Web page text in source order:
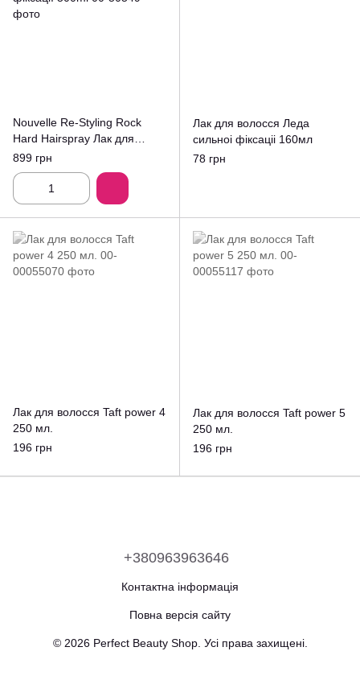
Nouvelle Re-Styling Rock
Hard Hairspray Лак для
волосся екстрасильної
фіксації 500ml
899 грн
Лак для волосся Леда
сильноі фіксаціі 160мл
78 грн
Лак для волосся Taft power 4
250 мл.
196 грн
Лак для волосся Taft power 5
250 мл.
196 грн
+380963963646
Контактна інформація
Повна версія сайту
© 2026 Perfect Beauty Shop. Усі права захищені.